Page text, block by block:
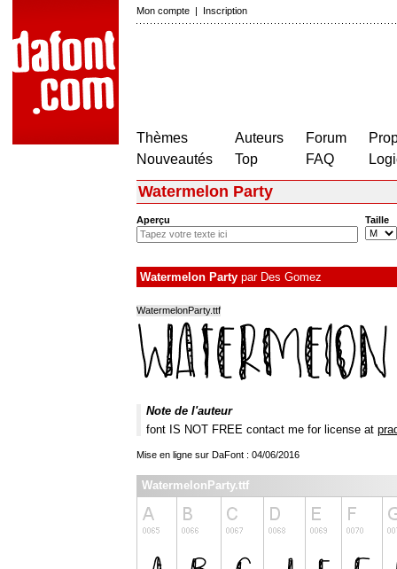
Mon compte | Inscription
Thèmes
Nouveautés
Auteurs
Top
Forum
FAQ
Watermelon Party
Aperçu Taille
Watermelon Party par Des Gomez
WatermelonParty.ttf
Note de l'auteur
font IS NOT FREE contact me for license at
Mise en ligne sur DaFont : 04/06/2016
WatermelonParty.ttf